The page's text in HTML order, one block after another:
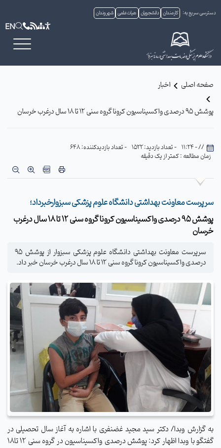
دسترسی سریع به: کارمندان دانشجویان هیات علمی شهروندان
EN
صفحه اصلی اخبار
پوشش 95 درصدی واکسیناسیون کرونا گروه سنی 12 تا 18 سال درغرب خرسان
// - 11:24 - تعداد بازدید: 1522
- تعداد بازدیدکننده: 648
زمان مطالعه : کمتر از یک دقیقه
سرپرست معاونت بهداشتی دانشگاه علوم پزشکی سبزوارخبرداد؛
پوشش 95 درصدی واکسیناسیون کرونا گروه سنی 12 تا 18 سال درغرب
خرسان
سرپرست معاونت بهداشتی دانشگاه علوم پزشکی سبزوار از پوشش 95
درصدی واکسیناسیون کرونا گروه سنی 12 تا 18 سال درغرب خرسان خبر داد.
به گزارش وبدا/ دکتر سید مجید غضنفری با اشاره به آغاز سال تحصیلی در
گفتگو با وبدا اظهار کرد: پوشش درصدی واکسیناسیون در گروه سنی ۱۲ تا18